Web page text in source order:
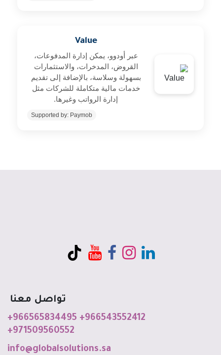
Value
عبر أودوو، يمكن إدارة المدفوعات،
القروض، المدخرات، والاستثمارات
بسهولة وسلاسة، بالإضافة إلى تقديم
خدمات مالية متكاملة للشركات مثل
إدارة الرواتب وغيرها.
Supported by: Paymob
تواصل معنا
+966565834495 +966543552412
+971509560552
info@globalsolutions.sa